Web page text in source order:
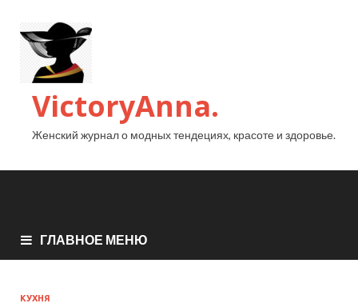
VictoryAnna.
Женский журнал о модных тендециях, красоте и здоровье.
ГЛАВНОЕ МЕНЮ
КУХНЯ